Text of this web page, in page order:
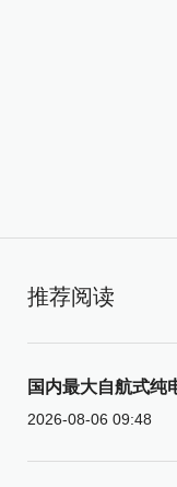
推荐阅读
国内最大自航式纯
2026-08-06 09:48